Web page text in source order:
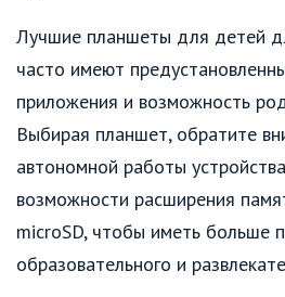
Лучшие планшеты для детей
часто имеют
приложения и возможность
Выбирая планшет, обратите
автономной работы
возможности расширения
microSD, чтобы иметь больше
образовательного и